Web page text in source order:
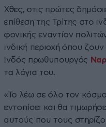
Χθες, στις πρώτες
επίθεση της Τρίτης στο
φονικής εναντίον
ινδική περιοχή όπου
Ινδός πρωθυπουργός
τα λόγια του.
«Το λέω σε όλο τον
εντοπίσει και θα
αυτούς που τους